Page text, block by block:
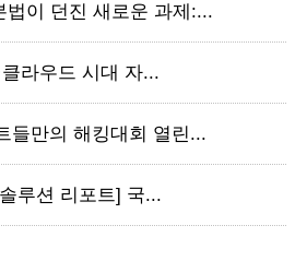
법이 던진 새로운 과제:...
라우드 시대 자...
들만의 해킹대회 열린...
루션 리포트] 국...